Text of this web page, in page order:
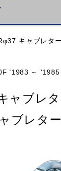
キャブレタ
'1983 ～ '1985
ャブレ
ブレタ